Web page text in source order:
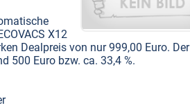
X12
Dealpreis von nur 999,00 Euro. Der
500 Euro bzw. ca. 33,4 %.